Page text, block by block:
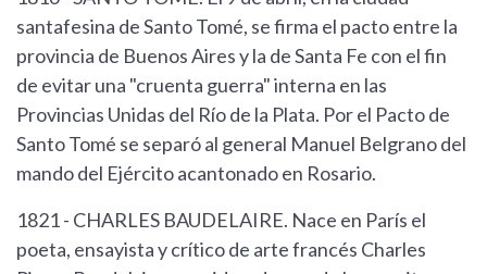
santafesina de Santo Tomé, se firma el pacto entre la
provincia de Buenos Aires y la de Santa Fe con el fin
de evitar una "cruenta guerra" interna en las
Provincias Unidas del Río de la Plata. Por el Pacto de
Santo Tomé se separó al general Manuel Belgrano del
mando del Ejército acantonado en Rosario.
1821 - CHARLES BAUDELAIRE. Nace en París el
poeta, ensayista y crítico de arte francés Charles